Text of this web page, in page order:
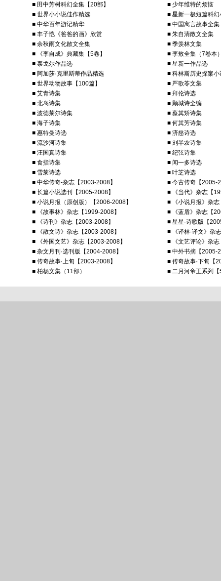
■ 田中芳树科幻全集【20部】
■ 少年维特的烦恼
■ 世界小小说佳作精选
■ 星新一极短篇科幻
■ 中华百年游记精华
■ 中国寓言故事全集
■ 丰子恺《爸爸的画》欣赏
■ 朱自清散文全集
■ 余秋雨文化散文全集
■ 季羡林文集
■ 《李自成》典藏集【5卷】
■ 李敖全集（7卷本
■ 泰戈尔作品选
■ 星新一作品选
■ 阿加莎·克里斯蒂作品精选
■ 科林斯历史探案小
■ 世界动物故事【100篇】
■ 严歌苓文集
■ 艾青诗集
■ 拜伦诗选
■ 北岛诗集
■ 顾城诗全编
■ 波德莱尔诗集
■ 蔡其矫诗集
■ 海子诗集
■ 何其芳诗集
■ 惠特曼诗选
■ 济慈诗选
■ 流沙河诗集
■ 刘半农诗集
■ 汪国真诗集
■ 纪弦诗集
■ 食指诗集
■ 闻一多诗选
■ 雪莱诗选
■ 叶芝诗选
■ 中华传奇-杂志【2003-2008】
■ 今古传奇【2005-
■ 长篇小说选刊【2005-2008】
■ 《当代》杂志【
■ 小说月报（原创版）【2006-2008】
■ 《小说月报》杂
■ 《故事林》杂志【1999-2008】
■ 《蓝盾》杂志【
■ 《诗刊》杂志【2003-2008】
■ 星星·诗歌版【
■ 《散文诗》杂志【2003-2008】
■ 《译林·译文》杂
■ 《外国文艺》杂志【2003-2008】
■ 《文艺评论》杂
■ 杂文月刊·选刊版【2004-2008】
■ 中外书摘【2005-
■ 传奇故事·上旬【2003-2008】
■ 传奇故事·下旬【
■ 柏杨文集（11部）
■ 二月河帝王系列【